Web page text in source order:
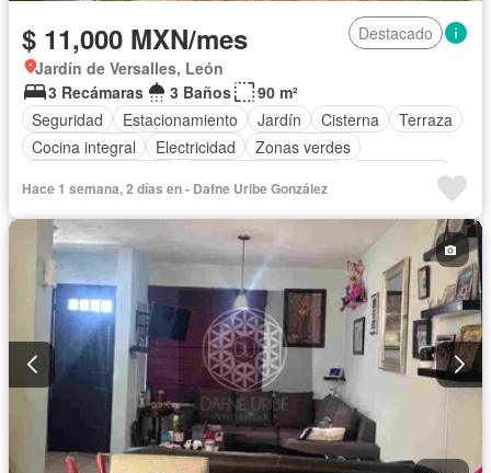
$ 11,000 MXN/mes
Destacado
Jardín de Versalles, León
3 Recámaras
3 Baños
90 m²
Seguridad
Estacionamiento Jardín Cisterna
Terraza
Cocina integral
Electricidad
Zonas verdes
Solo familias
Completamente amueblado
Hace 1 semana, 2 días en - Dafne Uribe González